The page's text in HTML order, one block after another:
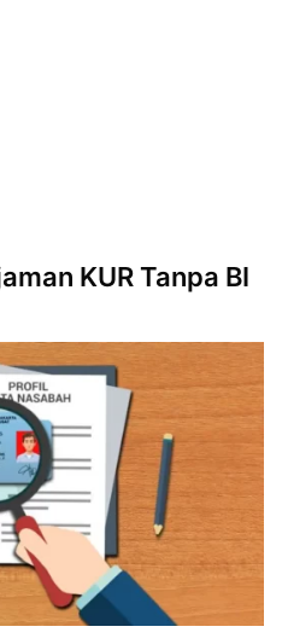
KUR Tanpa BI